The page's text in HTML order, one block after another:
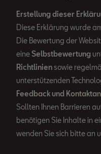
Erstellung dieser
Diese Erklärung wurde
Die Bewertung der
eine Selbstbewertung
Richtliniensowie
unterstützenden
Feedback und
Sollten Ihnen Barrieren
benötigen Sie Inhalte in
wenden Sie sich bitte an